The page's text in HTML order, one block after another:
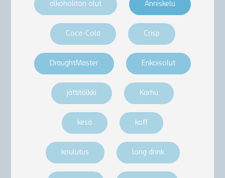
alkoholiton olut Anniskelu
Coca-Cola Crisp
DraughtMaster Erikoisolut
jättitölkki Karhu
kesä koff
koulutus long drink